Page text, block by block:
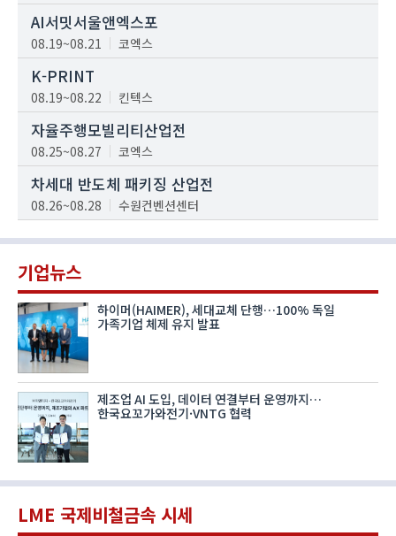
AI서밋서울앤엑스포
08.19~08.21 코엑스
K-PRINT
08.19~08.22 킨텍스
자율주행모빌리티산업전
08.25~08.27 코엑스
차세대 반도체 패키징 산업전
08.26~08.28 수원컨벤션센터
기업뉴스
하이머(HAIMER), 세대교체 단행…100% 독일
가족기업 체제 유지 발표
제조업 AI 도입, 데이터 연결부터 운영까지…
한국요꼬가와전기·VNTG 협력
LME 국제비철금속 시세